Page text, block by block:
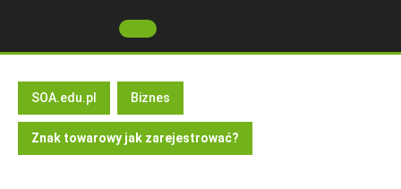
Open
Button
SOA.edu.pl Biznes
Znak towarowy jak zarejestrować?